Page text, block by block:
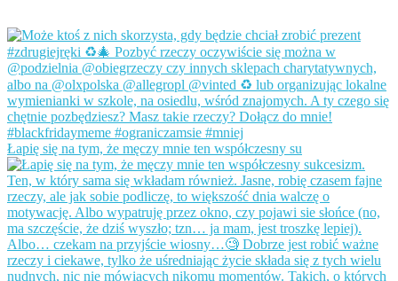
Łapię się na tym, że męczy mnie ten współczesny su